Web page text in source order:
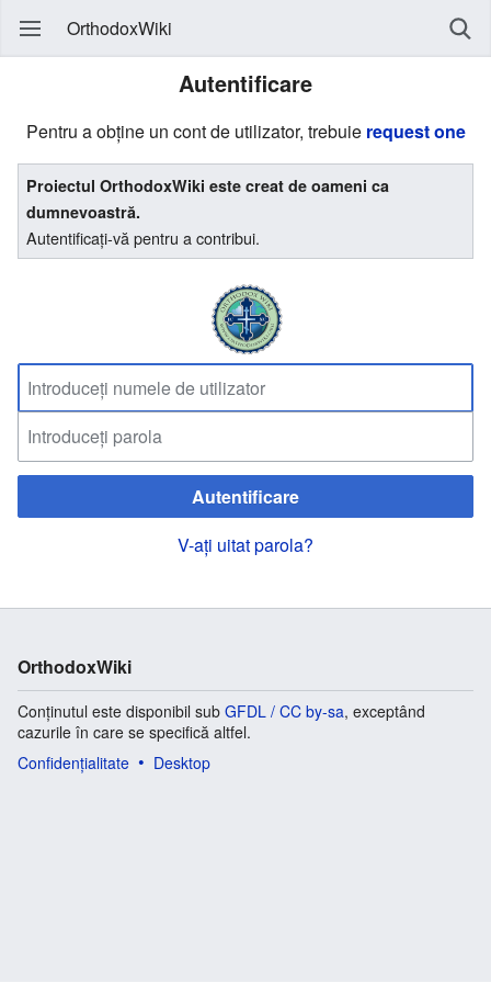
OrthodoxWiki
Autentificare
Pentru a obține un cont de utilizator, trebuie request one
Proiectul OrthodoxWiki este creat de oameni ca
dumnevoastră.
Autentificați-vă pentru a contribui.
Autentificare
V-ați uitat parola?
OrthodoxWiki
Conținutul este disponibil sub GFDL / CC by-sa, exceptând
cazurile în care se specifică altfel.
Confidențialitate
Desktop